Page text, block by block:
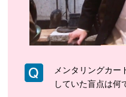
メンタリングカー
していた盲点は何